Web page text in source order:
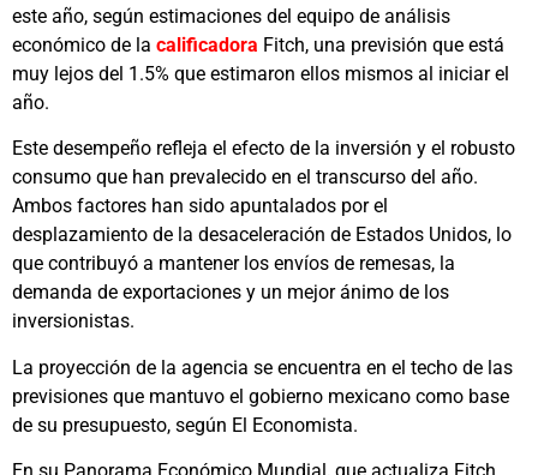
este año, según estimaciones del equipo de análisis
económico de la calificadora Fitch, una previsión que está
muy lejos del 1.5% que estimaron ellos mismos al iniciar el
año.
Este desempeño refleja el efecto de la inversión y el robusto
consumo que han prevalecido en el transcurso del año.
Ambos factores han sido apuntalados por el
desplazamiento de la desaceleración de Estados Unidos, lo
que contribuyó a mantener los envíos de remesas, la
demanda de exportaciones y un mejor ánimo de los
inversionistas.
La proyección de la agencia se encuentra en el techo de las
previsiones que mantuvo el gobierno mexicano como base
de su presupuesto, según El Economista.